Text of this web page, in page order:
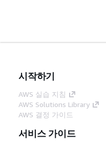
시작하기
AWS 실습 지침
AWS Solutions Library
AWS 결정 가이드
서비스 가이드